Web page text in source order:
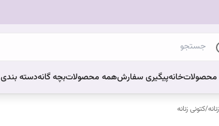
محصولاتخانهپیگیری سفارشهمه محصولاتبچه گانهدسته بندی
زنانه/کتونی زنانه